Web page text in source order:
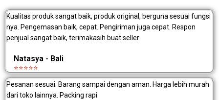
Kualitas produk sangat baik, produk original, berguna sesuai fungsi
nya. Pengemasan baik, cepat. Pengiriman juga cepat. Respon
penjual sangat baik, terimakasih buat seller
Natasya - Bali
⭐⭐⭐⭐⭐
Pesanan sesuai. Barang sampai dengan aman. Harga lebih murah
dari toko lainnya. Packing rapi